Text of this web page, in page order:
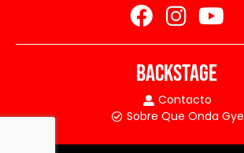
BACKSTAGE
Contacto
Sobre Que Onda Gye